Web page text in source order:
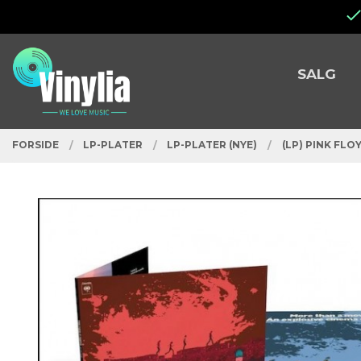
innholdet
PRODUKTER
SALG
FORSIDE LP-PLATER LP-PLATER (NYE) (LP) PINK